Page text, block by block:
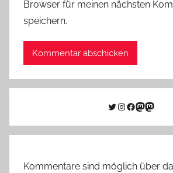
Browser für meinen nächsten
speichern.
Twitter
Instagram
Facebook
Link zu Mastodon
Kommentare sind möglich über